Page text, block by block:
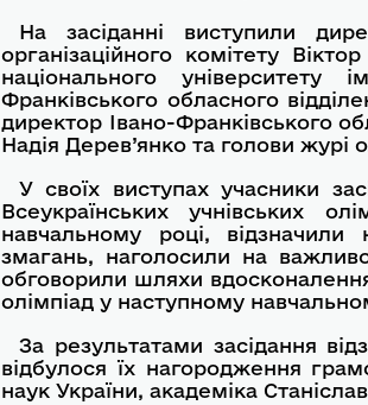
На засіданні виступили
організаційного комітету
національного
Франківського обласного
директор Івано-Франківського
Надія Дерев’янко та голови журі
У своїх виступах учасники
Всеукраїнських учнівських
навчальному році, відзначили
змагань, наголосили на
обговорили шляхи вдосконалення
олімпіад у наступному
За результатами засідання
відбулося їх нагородження
наук України, академіка